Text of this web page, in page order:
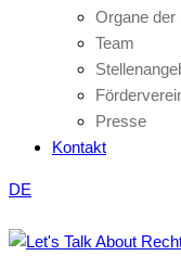
Organe der
Team
Presse
Kontakt
DE